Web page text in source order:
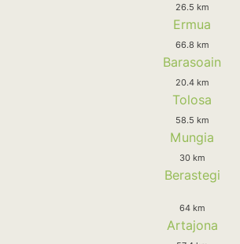
26.5 km
Ermua
66.8 km
Barasoain
20.4 km
Tolosa
58.5 km
Mungia
30 km
Berastegi
64 km
Artajona